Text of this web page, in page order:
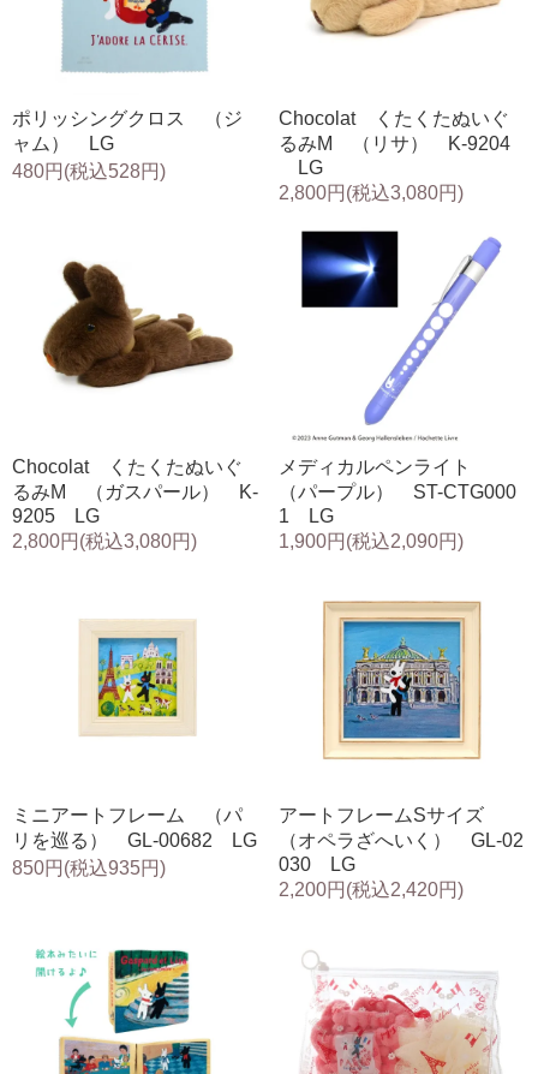
ポリッシングクロス （ジ
ャム） LG
480円(税込528円)
Chocolat くたくたぬいぐ
るみM （リサ） K-9204
LG
2,800円(税込3,080円)
Chocolat くたくたぬいぐ
るみM （ガスパール） K-
9205 LG
2,800円(税込3,080円)
メディカルペンライト
（パープル） ST-CTG000
1 LG
1,900円(税込2,090円)
ミニアートフレーム （パ
リを巡る） GL-00682 LG
850円(税込935円)
アートフレームSサイズ
（オペラざへいく） GL-02
030 LG
2,200円(税込2,420円)